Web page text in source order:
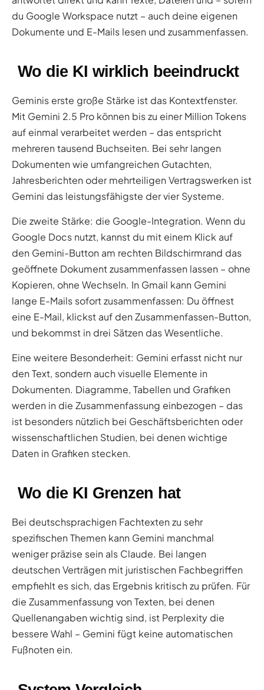
du Google Workspace nutzt – auch deine eigenen
Dokumente und E-Mails lesen und zusammenfassen.
Wo die KI wirklich beeindruckt
Geminis erste große Stärke ist das Kontextfenster.
Mit Gemini 2.5 Pro können bis zu einer Million Tokens
auf einmal verarbeitet werden – das entspricht
mehreren tausend Buchseiten. Bei sehr langen
Dokumenten wie umfangreichen Gutachten,
Jahresberichten oder mehrteiligen Vertragswerken ist
Gemini das leistungsfähigste der vier Systeme.
Die zweite Stärke: die Google-Integration. Wenn du
Google Docs nutzt, kannst du mit einem Klick auf
den Gemini-Button am rechten Bildschirmrand das
geöffnete Dokument zusammenfassen lassen – ohne
Kopieren, ohne Wechseln. In Gmail kann Gemini
lange E-Mails sofort zusammenfassen: Du öffnest
eine E-Mail, klickst auf den Zusammenfassen-Button,
und bekommst in drei Sätzen das Wesentliche.
Eine weitere Besonderheit: Gemini erfasst nicht nur
den Text, sondern auch visuelle Elemente in
Dokumenten. Diagramme, Tabellen und Grafiken
werden in die Zusammenfassung einbezogen – das
ist besonders nützlich bei Geschäftsberichten oder
wissenschaftlichen Studien, bei denen wichtige
Daten in Grafiken stecken.
Wo die KI Grenzen hat
Bei deutschsprachigen Fachtexten zu sehr
spezifischen Themen kann Gemini manchmal
weniger präzise sein als Claude. Bei langen
deutschen Verträgen mit juristischen Fachbegriffen
empfiehlt es sich, das Ergebnis kritisch zu prüfen. Für
die Zusammenfassung von Texten, bei denen
Quellenangaben wichtig sind, ist Perplexity die
bessere Wahl – Gemini fügt keine automatischen
Fußnoten ein.